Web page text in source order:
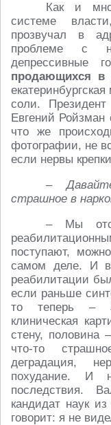
Как и
системе
прозвучал в
проблеме с
депрессивные
продающихся в
соли.
Евгений Ройзман
что же
фотографии, не
если нервы
–
страшное в
– Мы
поступают,
самом деле. И
реабилитации
если раньше
то теперь –
клиническая
стену, половина
что-то
деградация,
похудание. И
последствия.
кандидат наук
говорит: я не